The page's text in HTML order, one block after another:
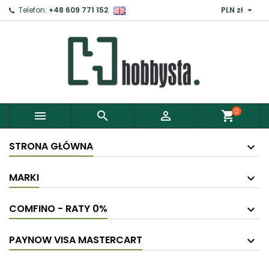
Telefon: +48 609 771 152 PLN zł 
   shopping_cart0
STRONA GŁÓWNA
MARKI
COMFINO - RATY 0%
PAYNOW VISA MASTERCART